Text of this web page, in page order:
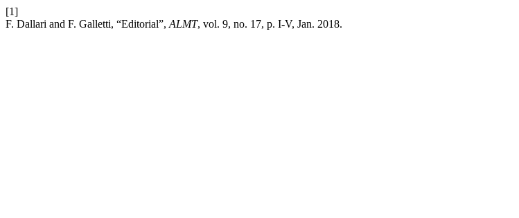
[1]
F. Dallari and F. Galletti, “Editorial”, ALMT, vol. 9, no. 17, p. I-V, Jan. 2018.